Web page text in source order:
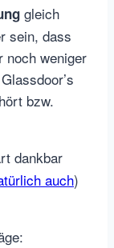
gleich
sein, dass
noch weniger
bzw.
dankbar
auch)